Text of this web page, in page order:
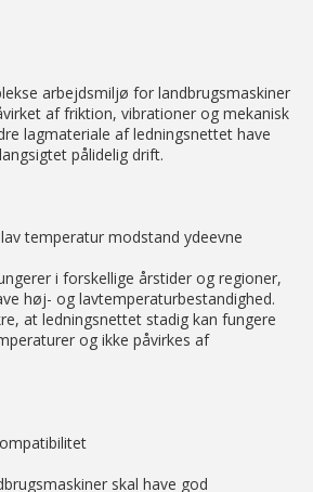
arbejdsmiljø for landbrugsmaskiner
af friktion, vibrationer og mekanisk
lagmateriale af ledningsnettet have
pålidelig drift.
temperatur modstand ydeevne
i forskellige årstider og regioner,
høj- og lavtemperaturbestandighed.
at ledningsnettet stadig kan fungere
og ikke påvirkes af
skal have god